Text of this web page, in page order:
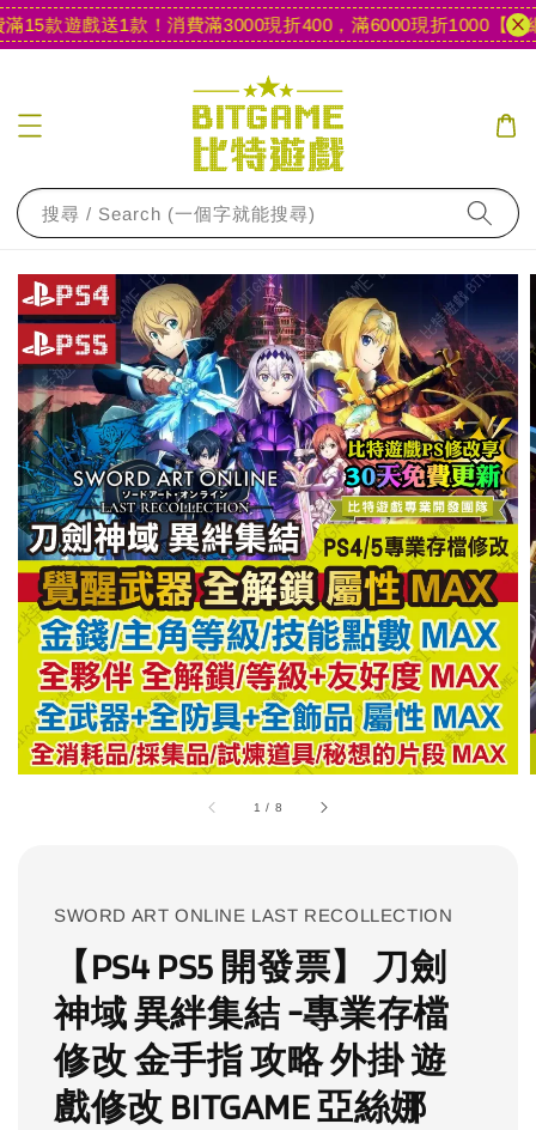
款遊戲送1款！消費滿3000現折400，滿6000現折1000【官網
搜尋 / Search (一個字就能搜尋)
1 / 8
SWORD ART ONLINE LAST RECOLLECTION
【PS4 PS5 開發票】 刀劍
神域 異絆集結 -專業存檔
修改 金手指 攻略 外掛 遊
戲修改 BITGAME 亞絲娜